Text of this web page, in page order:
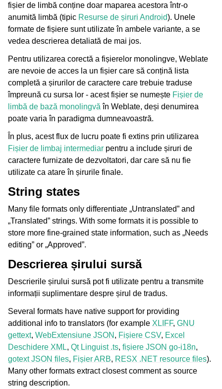
fișier de limbă conține doar maparea acestora într-o
anumită limbă (tipic Resurse de șiruri Android). Unele
formate de fișiere sunt utilizate în ambele variante, a se
vedea descrierea detaliată de mai jos.
Pentru utilizarea corectă a fișierelor monolingve, Weblate
are nevoie de acces la un fișier care să conțină lista
completă a șirurilor de caractere care trebuie traduse
împreună cu sursa lor - acest fișier se numește Fișier de
limbă de bază monolingvă în Weblate, deși denumirea
poate varia în paradigma dumneavoastră.
În plus, acest flux de lucru poate fi extins prin utilizarea
Fișier de limbaj intermediar pentru a include șiruri de
caractere furnizate de dezvoltatori, dar care să nu fie
utilizate ca atare în șirurile finale.
String states
Many file formats only differentiate „Untranslated” and
„Translated” strings. With some formats it is possible to
store more fine-grained state information, such as „Needs
editing” or „Approved”.
Descrierea șirului sursă
Descrierile șirului sursă pot fi utilizate pentru a transmite
informații suplimentare despre șirul de tradus.
Several formats have native support for providing
additional info to translators (for example XLIFF, GNU
gettext, WebExtensiune JSON , Fișiere CSV, Excel
Deschidere XML, Qt Linguist .ts, fișiere JSON go-i18n,
gotext JSON files, Fișier ARB, RESX .NET resource files).
Many other formats extract closest comment as source
string description.